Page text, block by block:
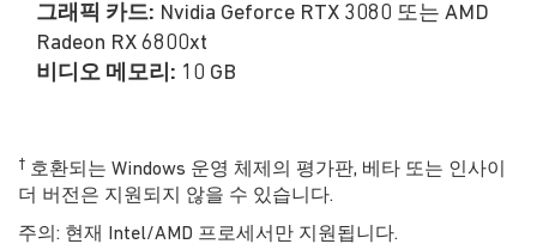
그래픽 카드: Nvidia Geforce RTX 3080 또는 AMD
Radeon RX 6800xt
비디오 메모리: 10 GB
† 호환되는 Windows 운영 체제의 평가판, 베타 또는 인사이
더 버전은 지원되지 않을 수 있습니다.
주의: 현재 Intel/AMD 프로세서만 지원됩니다.